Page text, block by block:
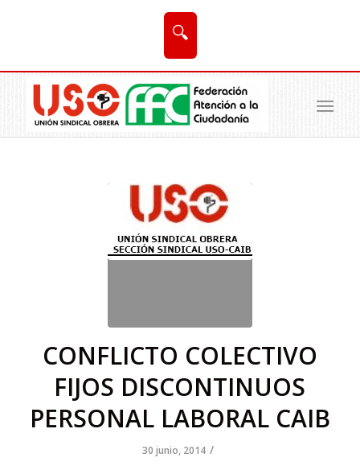
🔍
CONFLICTO COLECTIVO
FIJOS DISCONTINUOS
PERSONAL LABORAL CAIB
30 junio, 2014 /